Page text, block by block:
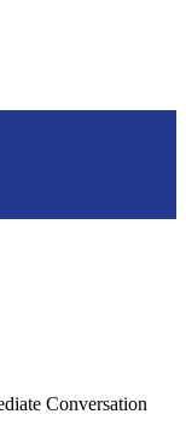
Conversation